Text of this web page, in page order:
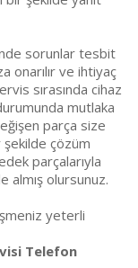
sorunlar tesbit
onarılır ve ihtiyaç
sırasında cihaz
mutlaka
parça size
şekilde çözüm
parçalarıyla
almış olursunuz.
yeterli
Telefon